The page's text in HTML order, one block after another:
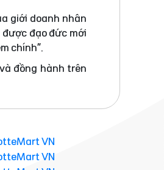
giới doanh nhân
đạo đức mới
chính”.
đồng hành trên